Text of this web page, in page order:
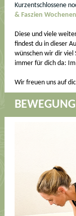
Kurzentschlossene
& Faszien
Diese und viele
findest du in dieser
wünschen wir dir viel
immer für dich da: Im
Wir freuen uns auf
BEWEGUNG